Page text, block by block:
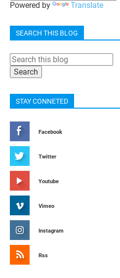
Powered by Translate
SEARCH THIS BLOG
STAY CONNETED
Facebook
Twitter
Youtube
Vimeo
Instagram
Rss